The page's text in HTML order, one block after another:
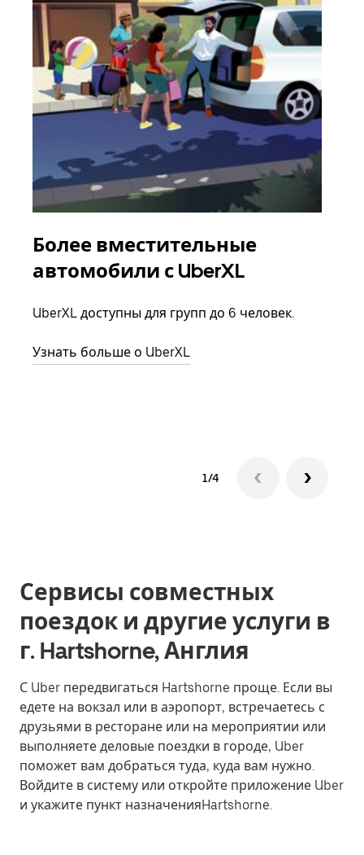
Более вместительные
автомобили с UberXL
UberXL доступны для групп до 6 человек.
Узнать больше о UberXL
1/4
Сервисы совместных
поездок и другие услуги в
г. Hartshorne, Англия
С Uber передвигаться Hartshorne проще. Если вы
едете на вокзал или в аэропорт, встречаетесь с
друзьями в ресторане или на мероприятии или
выполняете деловые поездки в городе, Uber
поможет вам добраться туда, куда вам нужно.
Войдите в систему или откройте приложение Uber
и укажите пункт назначенияHartshorne.